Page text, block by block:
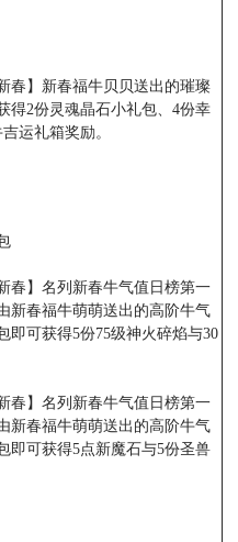
春】新春福牛贝贝送出的璀璨
得2份灵魂晶石小礼包、4份幸
运礼箱奖励。
春】名列新春牛气值日榜第一
新春福牛萌萌送出的高阶牛气
即可获得5份75级神火碎焰与30
春】名列新春牛气值日榜第一
新春福牛萌萌送出的高阶牛气
即可获得5点新魔石与5份圣兽